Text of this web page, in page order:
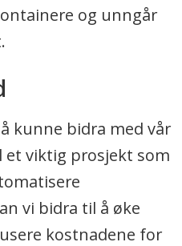
og unngår
kunne bidra med vår
viktig prosjekt som
vi bidra til å øke
kostnadene for